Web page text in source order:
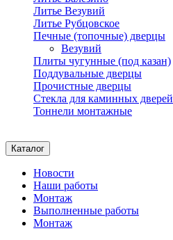
Литье Везувий
Литье Рубцовское
Печные (топочные) дверцы
Везувий
Плиты чугунные (под казан)
Поддувальные дверцы
Прочистные дверцы
Стекла для каминных дверей
Тоннели монтажные
Каталог
Новости
Наши работы
Монтаж
Выполненные работы
Монтаж